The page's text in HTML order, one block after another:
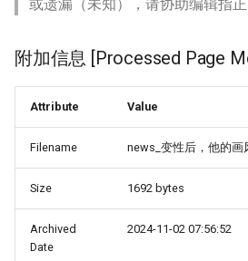
或遗漏（未知），请协助编辑指正
附加信息 [Processed Page
Attribute Value
Filename news_变性后，他的画
Size 1692 bytes
Archived
Date
2024-11-02 07:56:52